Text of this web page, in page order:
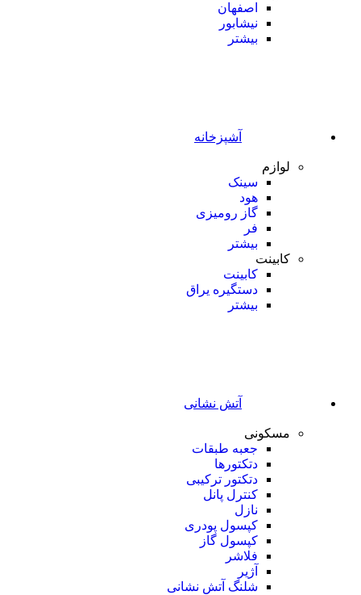
اصفهان
نیشابور
بیشتر
آشپزخانه
لوازم
سینک
هود
گاز رومیزی
فر
بیشتر
کابینت
کابینت
دستگیره یراق
بیشتر
آتش نشانی
مسکونی
جعبه طبقات
دتکتورها
دتکتور ترکیبی
کنترل پانل
نازل
کپسول پودری
کپسول گاز
فلاشر
آژیر
شلنگ آتش نشانی